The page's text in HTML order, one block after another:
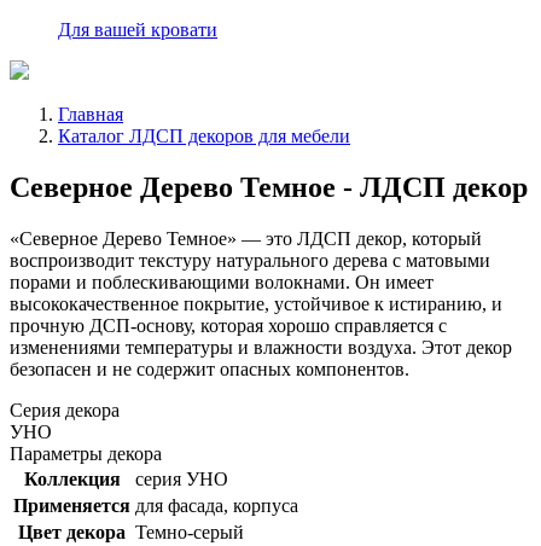
Для вашей кровати
Главная
Каталог ЛДСП декоров для мебели
Северное Дерево Темное - ЛДСП декор
«Северное Дерево Темное» — это ЛДСП декор, который
воспроизводит текстуру натурального дерева с матовыми
порами и поблескивающими волокнами. Он имеет
высококачественное покрытие, устойчивое к истиранию, и
прочную ДСП-основу, которая хорошо справляется с
изменениями температуры и влажности воздуха. Этот декор
безопасен и не содержит опасных компонентов.
Серия декора
УНО
Параметры декора
Коллекция
серия УНО
Применяется для фасада, корпуса
Цвет декора Темно-серый